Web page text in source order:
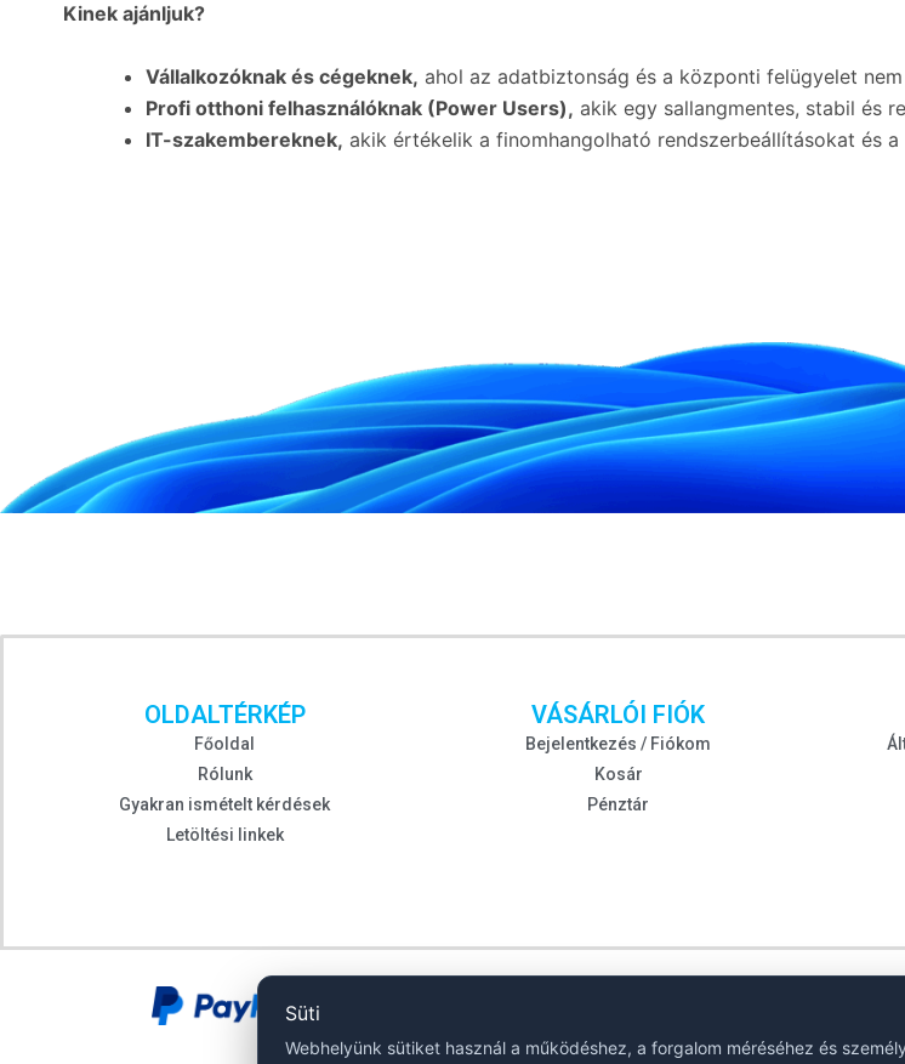
Kinek ajánljuk?
Vállalkozóknak és cégeknek, ahol az adatbiztonság és a központi felügyelet
Profi otthoni felhasználóknak (Power Users), akik egy sallangmentes, stabil és
IT-szakembereknek, akik értékelik a finomhangolható rendszerbeállításokat és
OLDALTÉRKÉP
Főoldal
Rólunk
Gyakran ismételt kérdések
Letöltési linkek
VÁSÁRLÓI FIÓK
Bejelentkezés / Fiókom
Kosár
Pénztár
Süti
Webhelyünk sütiket használ a működéshez, a forgalom méréséhez és